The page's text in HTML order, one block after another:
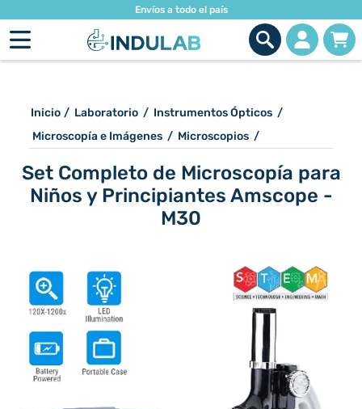
Envíos a todo el país
Inicio / Laboratorio / Instrumentos Ópticos /
Microscopía e Imágenes / Microscopios /
Set Completo de Microscopía para
Niños y Principiantes Amscope -
M30